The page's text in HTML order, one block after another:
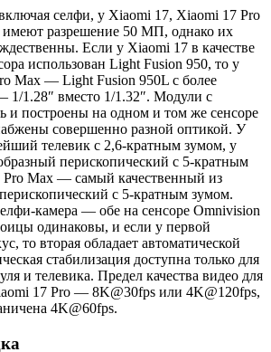
селфи, у Xiaomi 17, Xiaomi 17 Pro
разрешение 50 МП, однако их
Если у Xiaomi 17 в качестве
использован Light Fusion 950, то у
Max — Light Fusion 950L с более
1.28″ вместо 1/1.32″. Модули с
и построены на одном и том же сенсоре
совершенно разной оптикой. У
телевик с 2,6-кратным зумом, у
перископический с 5-кратным
Pro Max — самый качественный из
с 5-кратным зумом.
камера — обе на сенсоре Omnivision
одинаковы, и если у первой
то вторая обладает автоматической
стабилизация доступна только для
и телевика. Предел качества видео для
17 Pro — 8K@30fps или 4K@120fps,
4K@60fps.